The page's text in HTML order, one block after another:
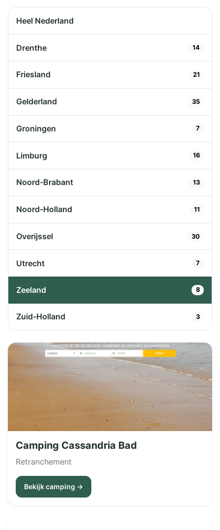
Heel Nederland
Drenthe 14
Friesland 21
Gelderland 35
Groningen 7
Limburg 16
Noord-Brabant 13
Noord-Holland 11
Overijssel 30
Utrecht 7
Zeeland 8
Zuid-Holland 3
Camping Cassandria Bad
Retranchement
Bekijk camping →